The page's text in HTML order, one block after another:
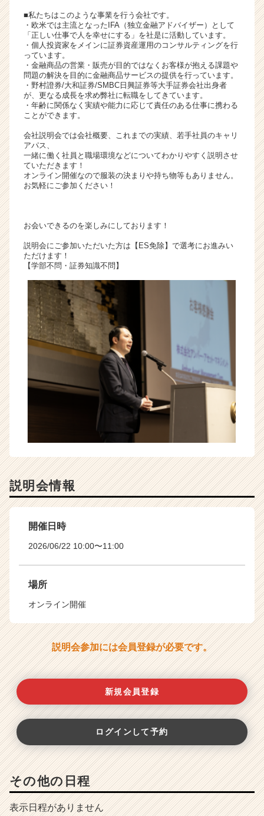
か
ら
ス
ウ
ト
が
届
活
サ
ト
チ
ャ
リ
（C
h
e
e
C
r
e
r）
■私たちはこのような事業を行う会社です。
・欧米では主流となったIFA（独立金融アドバイザー）として
「正しい仕事で人を幸せにする」を社是に活動しています。
・個人投資家をメインに証券資産運用のコンサルティングを行
っています。
・金融商品の営業・販売が目的ではなくお客様が抱える課題や
問題の解決を目的に金融商品サービスの提供を行っています。
・野村證券/大和証券/SMBC日興証券等大手証券会社出身者
が、更なる成長を求め弊社に転職をしてきています。
・年齢に関係なく実績や能力に応じて責任のある仕事に携わる
ことができます。
会社説明会では会社概要、これまでの実績、若手社員のキャリ
アパス、
一緒に働く社員と職場環境などについてわかりやすく説明させ
ていただきます！
オンライン開催なので服装の決まりや持ち物等もありません。
お気軽にご参加ください！
お会いできるのを楽しみにしております！
説明会にご参加いただいた方は【ES免除】で選考にお進みい
ただけます！
【学部不問・証券知識不問】
説明会情報
開催日時
2026/06/22 10:00〜11:00
場所
オンライン開催
説明会参加には会員登録が必要です。
新規会員登録
ログインして予約
その他の日程
表示日程がありません